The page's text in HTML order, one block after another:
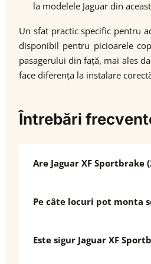
la modelele Jaguar din
Un sfat practic specific pentru
disponibil pentru picioarele
pasagerului din față, mai ales
face diferența la instalare
Întrebări
Are Jaguar XF Sportbrake
Pe câte locuri pot monta
Este sigur Jaguar XF